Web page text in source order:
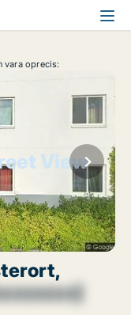
vara oprecis:
View